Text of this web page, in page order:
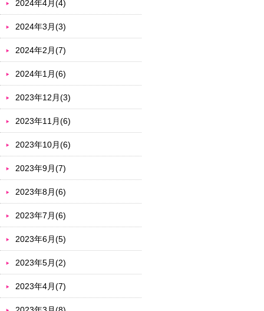
2024年4月(4)
2024年3月(3)
2024年2月(7)
2024年1月(6)
2023年12月(3)
2023年11月(6)
2023年10月(6)
2023年9月(7)
2023年8月(6)
2023年7月(6)
2023年6月(5)
2023年5月(2)
2023年4月(7)